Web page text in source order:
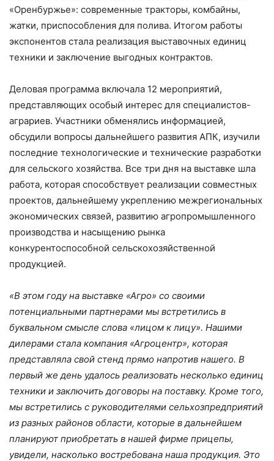
«Оренбуржье»: современные тракторы, комбайны,
жатки, приспособления для полива. Итогом работы
экспонентов стала реализация выставочных единиц
техники и заключение выгодных контрактов.
Деловая программа включала 12 мероприятий,
представляющих особый интерес для специалистов-
аграриев. Участники обменялись информацией,
обсудили вопросы дальнейшего развития АПК, изучили
последние технологические и технические разработки
для сельского хозяйства. Все три дня на выставке шла
работа, которая способствует реализации совместных
проектов, дальнейшему укреплению межрегиональных
экономических связей, развитию агропромышленного
производства и насыщению рынка
конкурентоспособной сельскохозяйственной
продукцией.
«В этом году на выставке «Агро» со своими
потенциальными партнерами мы встретились в
буквальном смысле слова «лицом к лицу». Нашими
дилерами стала компания «Агроцентр», которая
представляла свой стенд прямо напротив нашего. В
первый же день удалось реализовать несколько единиц
техники и заключить договоры на поставку. Кроме того,
мы встретились с руководителями сельхозпредприятий
из разных районов области, которые в дальнейшем
планируют приобретать в нашей фирме прицепы,
увидели, насколько востребована наша продукция. Это